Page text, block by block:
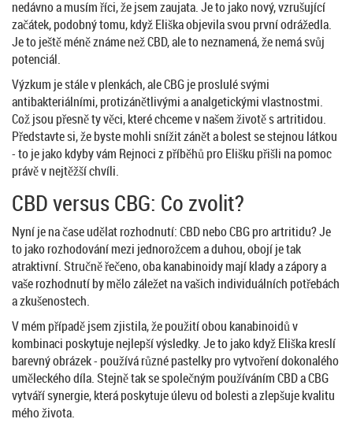
nedávno a musím říci, že jsem zaujata. Je to jako nový, vzrušující
začátek, podobný tomu, když Eliška objevila svou první odrážedla.
Je to ještě méně známe než CBD, ale to neznamená, že nemá svůj
potenciál.
Výzkum je stále v plenkách, ale CBG je proslulé svými
antibakteriálními, protizánětlivými a analgetickými vlastnostmi.
Což jsou přesně ty věci, které chceme v našem životě s artritidou.
Představte si, že byste mohli snížit zánět a bolest se stejnou látkou
- to je jako kdyby vám Rejnoci z příběhů pro Elišku přišli na pomoc
právě v nejtěžší chvíli.
CBD versus CBG: Co zvolit?
Nyní je na čase udělat rozhodnutí: CBD nebo CBG pro artritidu? Je
to jako rozhodování mezi jednorožcem a duhou, obojí je tak
atraktivní. Stručně řečeno, oba kanabinoidy mají klady a zápory a
vaše rozhodnutí by mělo záležet na vašich individuálních potřebách
a zkušenostech.
V mém případě jsem zjistila, že použití obou kanabinoidů v
kombinaci poskytuje nejlepší výsledky. Je to jako když Eliška kreslí
barevný obrázek - používá různé pastelky pro vytvoření dokonalého
uměleckého díla. Stejně tak se společným používáním CBD a CBG
vytváří synergie, která poskytuje úlevu od bolesti a zlepšuje kvalitu
mého života.